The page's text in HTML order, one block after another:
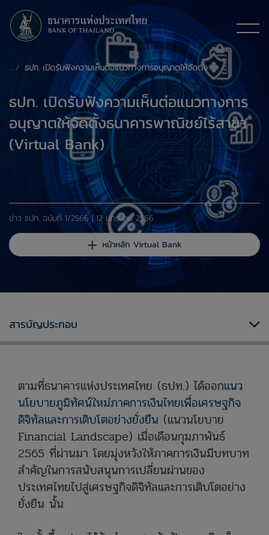
ธปท. เปิดรับฟังความเห็นต่อแนวทางการอนุญาตให้จัดตั้งธนาคารพาณิชย์ไร้สาขา (Virtual Bank)
ธปท. เปิดรับฟังความเห็นต่อแนวทางการ
อนุญาตให้จัดตั้งธนาคารพาณิชย์ไร้สาขา
(Virtual Bank)
​​ข่าว ธปท. ​ฉบับที่ 1/2566 | 12 มกราคม 2566
หน้าหลัก Virtual Bank
ตามที่ธนาคารแห่งประเทศไทย (ธปท.) ได้ออกแนว
นโยบายภูมิทัศน์ใหม่ภาคการเงินไทยเพื่อเศรษฐกิจ
ดิจิทัลและการเติบโตอย่างยั่งยืน (แนวนโยบาย
Financial Landscape) เมื่อเดือนกุมภาพันธ์
2565 ที่ผ่านมา โดยมุ่งหวังให้ภาคการเงินมีบทบาท
สำคัญในการสนับสนุนการเปลี่ยนผ่านของ
ประเทศไทยไปสู่เศรษฐกิจดิจิทัลและการเติบโตอย่าง
ยั่งยืน นั้น
สารบัญประกอบ